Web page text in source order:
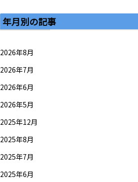
年月別の記事
2026年8月
2026年7月
2026年6月
2026年5月
2025年12月
2025年8月
2025年7月
2025年6月